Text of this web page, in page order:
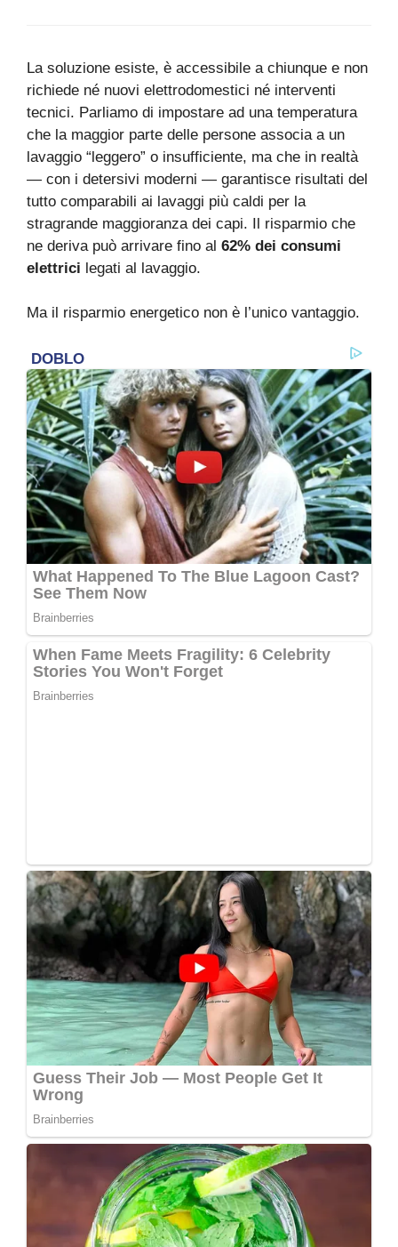
La soluzione esiste, è accessibile a chiunque e non
richiede né nuovi elettrodomestici né interventi
tecnici. Parliamo di impostare ad una temperatura
che la maggior parte delle persone associa a un
lavaggio “leggero” o insufficiente, ma che in realtà
— con i detersivi moderni — garantisce risultati del
tutto comparabili ai lavaggi più caldi per la
stragrande maggioranza dei capi. Il risparmio che
ne deriva può arrivare fino al 62% dei consumi
elettrici legati al lavaggio.
Ma il risparmio energetico non è l’unico vantaggio.